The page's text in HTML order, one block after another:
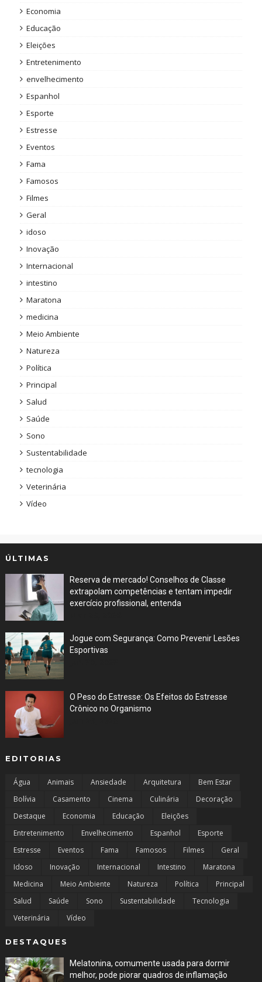
Economia
Educação
Eleições
Entretenimento
envelhecimento
Espanhol
Esporte
Estresse
Eventos
Fama
Famosos
Filmes
Geral
idoso
Inovação
Internacional
intestino
Maratona
medicina
Meio Ambiente
Natureza
Política
Principal
Salud
Saúde
Sono
Sustentabilidade
tecnologia
Veterinária
Vídeo
ÚLTIMAS
Reserva de mercado! Conselhos de Classe
extrapolam competências e tentam impedir
exercício profissional, entenda
Jogue com Segurança: Como Prevenir Lesões
Esportivas
O Peso do Estresse: Os Efeitos do Estresse
Crônico no Organismo
EDITORIAS
Água Animais Ansiedade Arquitetura
Bem Estar
Bolívia
Casamento Cinema Culinária
Decoração
Destaque
Economia Educação
Eleições
Entretenimento
Envelhecimento Espanhol
Esporte
Estresse
Eventos Fama Famosos Filmes
Geral
Idoso
Inovação Internacional Intestino
Maratona
Medicina
Meio Ambiente Natureza Política
Principal
Salud
Saúde Sono Sustentabilidade
Tecnologia
Veterinária
Vídeo
DESTAQUES
Melatonina, comumente usada para dormir
melhor, pode piorar quadros de inflamação